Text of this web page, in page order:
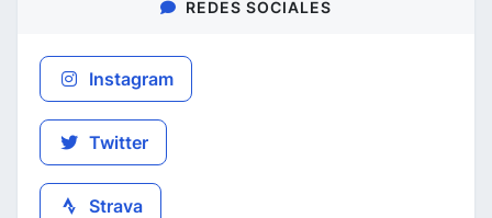
REDES SOCIALES
Instagram
Twitter
Strava